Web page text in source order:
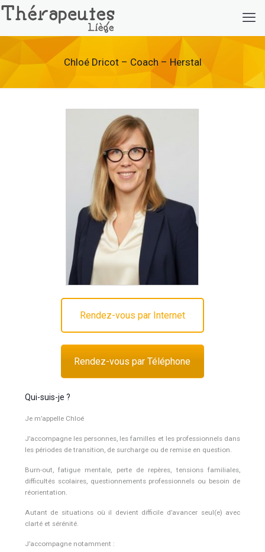
Chloé Dricot – Coach – Herstal
Qui-suis-je ?
Je m’appelle Chloé
J’accompagne les personnes, les familles et les professionnels dans
les périodes de transition, de surcharge ou de remise en question.
Burn-out, fatigue mentale, perte de repères, tensions familiales,
difficultés scolaires, questionnements professionnels ou besoin de
réorientation.
Autant de situations où il devient difficile d’avancer seul(e) avec
clarté et sérénité.
J’accompagne notamment :
Rendez-vous par Internet
Rendez-vous par Téléphone